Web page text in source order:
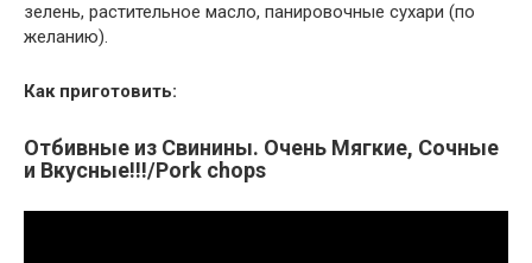
зелень, растительное масло, панировочные сухари (по
желанию).
Как приготовить:
Отбивные из Свинины. Очень Мягкие, Сочные
и Вкусные!!!/Pork chops